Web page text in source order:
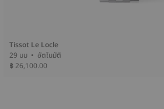
Tissot Le Locle
29 มม • อัตโนมัติ
฿ 26,100.00